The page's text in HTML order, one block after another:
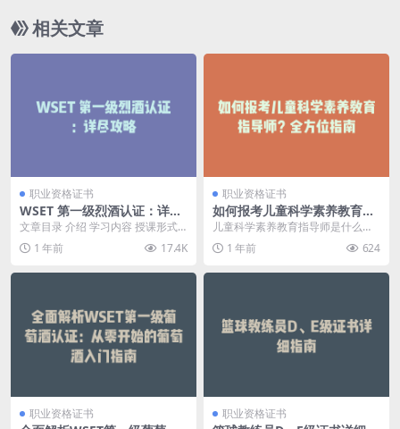
相关文章
职业资格证书
WSET 第一级烈酒认证：详尽
攻略
文章目录 介绍 学习内容 授课形式
报考要求 学习成果评核 课程前景与
职业发展 ...
1 年前 17.4K
职业资格证书
如何报考儿童科学素养教育指
导师？全方位指南
儿童科学素养教育指导师是什么？
儿童科学素养教育指导师是专门帮
助儿童在科学教育过...
1 年前 624
职业资格证书 职业资格证书